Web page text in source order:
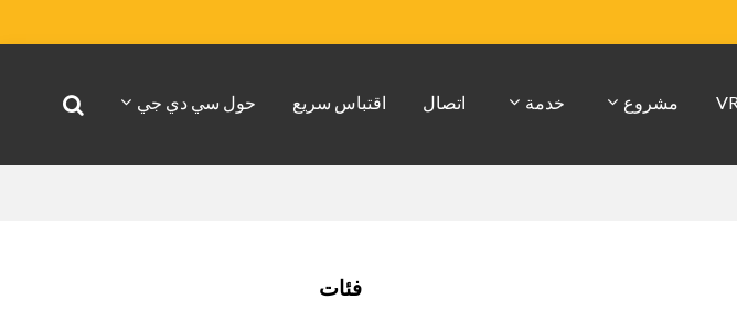
مشروع خدمة اتصال اقتباس سريع حول سي دي جي
فئات